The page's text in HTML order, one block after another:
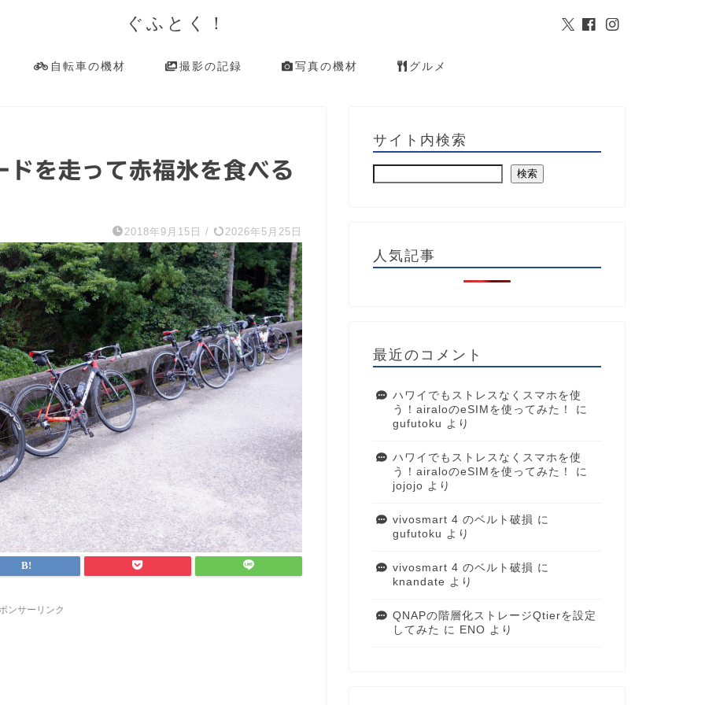
ぐふとく！
自転車の機材 撮影の記録 写真の機材 グルメ
を走って赤福氷を食べる
2018年9月15日 / 2026年5月25日
ンサーリンク
サイト内検索
検索
人気記事
最近のコメント
ハワイでもストレスなくスマホを使
う！airaloのeSIMを使ってみた！
に
gufutoku より
ハワイでもストレスなくスマホを使
う！airaloのeSIMを使ってみた！
に
jojojo より
vivosmart 4 のベルト破損 に
gufutoku より
vivosmart 4 のベルト破損 に
knandate より
QNAPの階層化ストレージQtierを設定
してみた に ENO より